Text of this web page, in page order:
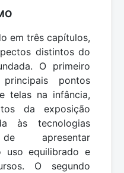
em três capítulos,
distintos do
O primeiro
pontos
telas na infância,
da exposição
às tecnologias
apresentar
uso equilibrado e
O segundo